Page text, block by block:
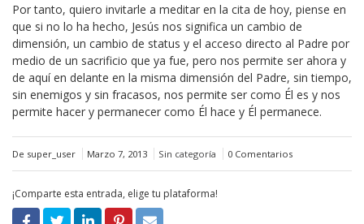
Por tanto, quiero invitarle a meditar en la cita de hoy, piense en
que si no lo ha hecho, Jesús nos significa un cambio de
dimensión, un cambio de status y el acceso directo al Padre por
medio de un sacrificio que ya fue, pero nos permite ser ahora y
de aquí en delante en la misma dimensión del Padre, sin tiempo,
sin enemigos y sin fracasos, nos permite ser como Él es y nos
permite hacer y permanecer como Él hace y Él permanece.
De super_user Marzo 7, 2013 Sin categoría 0 Comentarios
¡Comparte esta entrada, elige tu plataforma!